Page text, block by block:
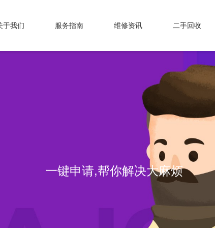
于我们 服务指南 维修资讯 二手回收
一键申请,帮你解决大麻烦